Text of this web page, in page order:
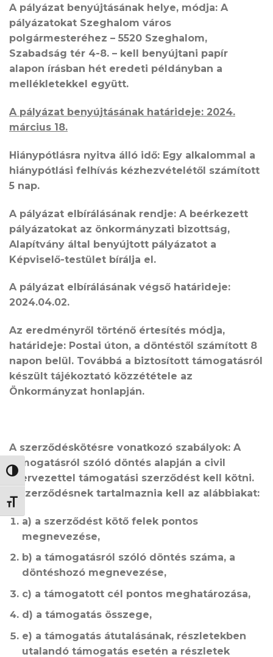
NAGY KONTRASZT VÁLTÁSA
BETŰMÉRET VÁLTÁSA
A pályázat benyújtásának helye, módja: A
pályázatokat Szeghalom város
polgármesteréhez – 5520 Szeghalom,
Szabadság tér 4-8. – kell benyújtani papír
alapon írásban hét eredeti példányban a
mellékletekkel együtt.
A pályázat benyújtásának határideje: 2024.
március 18.
Hiánypótlásra nyitva álló idő: Egy alkalommal a
hiánypótlási felhívás kézhezvételétől számított
5 nap.
A pályázat elbírálásának rendje: A beérkezett
pályázatokat az önkormányzati bizottság,
Alapítvány által benyújtott pályázatot a
Képviselő-testület bírálja el.
A pályázat elbírálásának végső határideje:
2024.04.02.
Az eredményről történő értesítés módja,
határideje: Postai úton, a döntéstől számított 8
napon belül. Továbbá a biztosított támogatásról
készült tájékoztató közzététele az
Önkormányzat honlapján.
A szerződéskötésre vonatkozó szabályok: A
támogatásról szóló döntés alapján a civil
szervezettel támogatási szerződést kell kötni.
A szerződésnek tartalmaznia kell az alábbiakat:
a) a szerződést kötő felek pontos
megnevezése,
b) a támogatásról szóló döntés száma, a
döntéshozó megnevezése,
c) a támogatott cél pontos meghatározása,
d) a támogatás összege,
e) a támogatás átutalásának, részletekben
utalandó támogatás esetén a részletek